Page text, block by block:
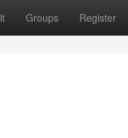
Groups Register